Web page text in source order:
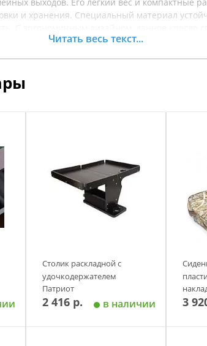
и хранения. Специальный материал
времяпрепровождению на природе. Простота
Читать весь текст...
Столик раскладной с
удочкодержателем
Патриот
2 416 р. в наличии 3